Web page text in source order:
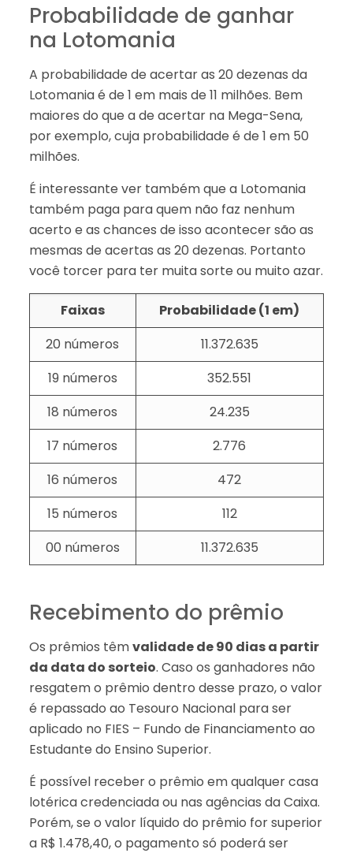
Probabilidade de ganhar
na Lotomania
A probabilidade de acertar as 20 dezenas da
Lotomania é de 1 em mais de 11 milhões. Bem
maiores do que a de acertar na Mega-Sena,
por exemplo, cuja probabilidade é de 1 em 50
milhões.
É interessante ver também que a Lotomania
também paga para quem não faz nenhum
acerto e as chances de isso acontecer são as
mesmas de acertas as 20 dezenas. Portanto
você torcer para ter muita sorte ou muito azar.
Faixas
Probabilidade (1 em)
20 números
11.372.635
19 números
352.551
18 números
24.235
17 números
2.776
16 números
472
15 números
112
00 números
11.372.635
Recebimento do prêmio
Os prêmios têmvalidade de 90 dias a partir
da data do sorteio. Caso os ganhadores não
resgatem o prêmio dentro desse prazo, o valor
é repassado ao Tesouro Nacional para ser
aplicado no FIES – Fundo de Financiamento ao
Estudante do Ensino Superior.
É possível receber o prêmio em qualquer casa
lotérica credenciada ou nas agências da Caixa.
Porém, se o valor líquido do prêmio for superior
a R$ 1.478,40, o pagamento só poderá ser